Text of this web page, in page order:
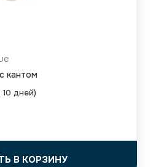
дней)
кантом
В КОРЗИНУ